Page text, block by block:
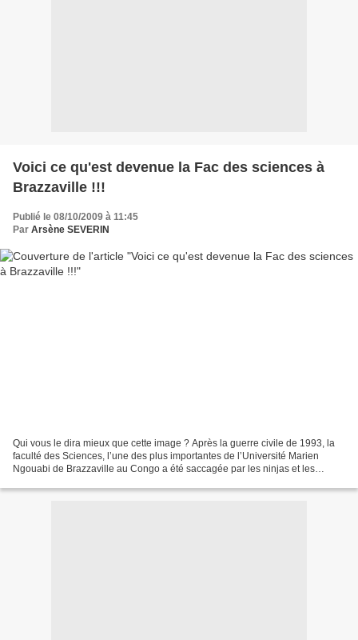
Voici ce qu'est devenue la Fac des sciences à
Brazzaville !!!
Publié le 08/10/2009 à 11:45
Par Arsène SEVERIN
Qui vous le dira mieux que cette image ? Après la guerre civile de 1993, la
faculté des Sciences, l’une des plus importantes de l’Université Marien
Ngouabi de Brazzaville au Congo a été saccagée par les ninjas et les